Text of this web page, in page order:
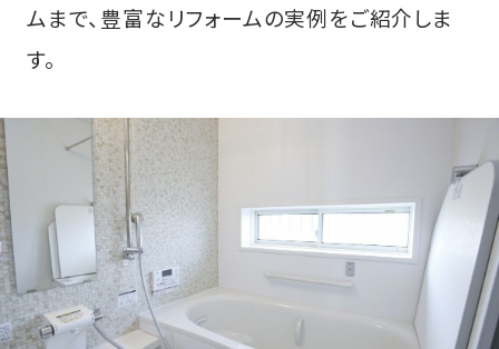
ムまで、豊富なリフォームの実例をご紹介しま
す。